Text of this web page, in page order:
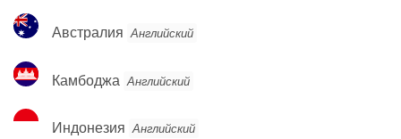
Австралия
Австралия Английский
Камбоджа
Камбоджа Английский
Индонезия
Индонезия Английский